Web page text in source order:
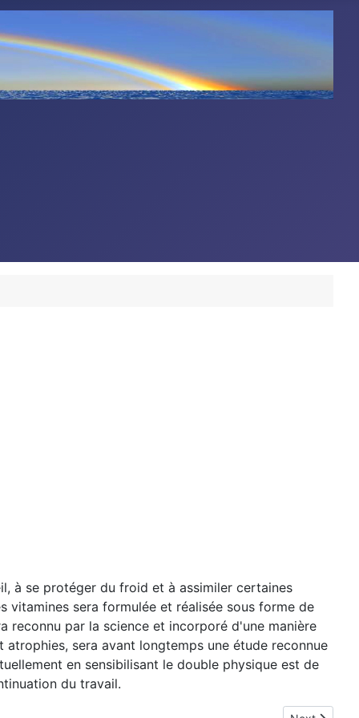
à se protéger du froid et à assimiler certaines
vitamines sera formulée et réalisée sous forme de
reconnu par la science et incorporé d'une manière
sera avant longtemps une étude reconnue
en sensibilisant le double physique est de
du travail.